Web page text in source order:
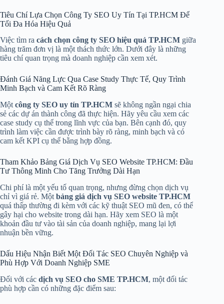
Tiêu Chí Lựa Chọn Công Ty SEO Uy Tín Tại TP.HCM Để
Tối Đa Hóa Hiệu Quả
Việc tìm ra cách chọn công ty SEO hiệu quả TP.HCM giữa
hàng trăm đơn vị là một thách thức lớn. Dưới đây là những
tiêu chí quan trọng mà doanh nghiệp cần xem xét.
Đánh Giá Năng Lực Qua Case Study Thực Tế, Quy Trình
Minh Bạch và Cam Kết Rõ Ràng
Một công ty SEO uy tín TP.HCM sẽ không ngần ngại chia
sẻ các dự án thành công đã thực hiện. Hãy yêu cầu xem các
case study cụ thể trong lĩnh vực của bạn. Bên cạnh đó, quy
trình làm việc cần được trình bày rõ ràng, minh bạch và có
cam kết KPI cụ thể bằng hợp đồng.
Tham Khảo Bảng Giá Dịch Vụ SEO Website TP.HCM: Đầu
Tư Thông Minh Cho Tăng Trưởng Dài Hạn
Chi phí là một yếu tố quan trọng, nhưng đừng chọn dịch vụ
chỉ vì giá rẻ. Một bảng giá dịch vụ SEO website TP.HCM
quá thấp thường đi kèm với các kỹ thuật SEO mũ đen, có thể
gây hại cho website trong dài hạn. Hãy xem SEO là một
khoản đầu tư vào tài sản của doanh nghiệp, mang lại lợi
nhuận bền vững.
Dấu Hiệu Nhận Biết Một Đối Tác SEO Chuyên Nghiệp và
Phù Hợp Với Doanh Nghiệp SME
Đối với các dịch vụ SEO cho SME TP.HCM, một đối tác
phù hợp cần có những đặc điểm sau: